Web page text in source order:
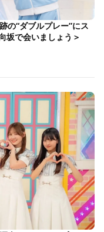
の“ダブルプレー”にス
坂で会いましょう＞